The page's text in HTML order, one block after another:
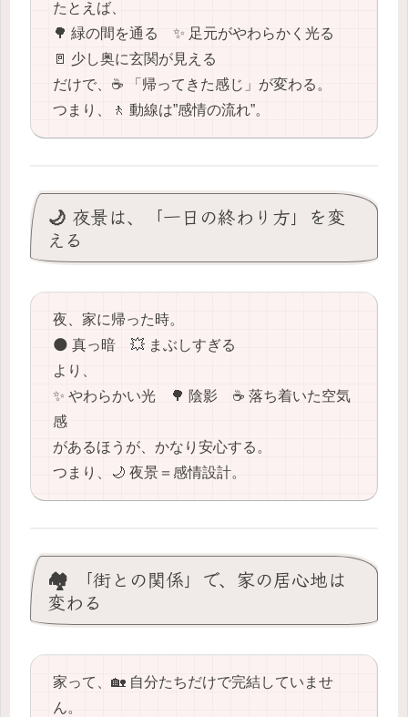
たとえば、
🌳 緑の間を通る ✨ 足元がやわらかく光る
🚪 少し奥に玄関が見える
だけで、☕️ 「帰ってきた感じ」が変わる。
つまり、🚶 動線は”感情の流れ”。
🌙 夜景は、「一日の終わり方」を変
える
夜、家に帰った時。
🌑 真っ暗 💥 まぶしすぎる
より、
✨ やわらかい光 🌳 陰影 ☕️ 落ち着いた空気
感
があるほうが、かなり安心する。
つまり、🌙 夜景＝感情設計。
🏘️ 「街との関係」で、家の居心地は
変わる
家って、🏡 自分たちだけで完結していませ
ん。